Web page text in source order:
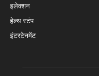
इलेक्शन
हेल्थ स्टंप
इंटरटेनमेंट